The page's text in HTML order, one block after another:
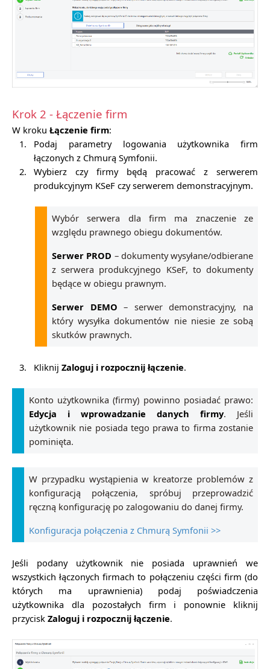
Krok 2 - Łączenie firm
W kroku Łączenie firm:
1.
Podaj parametry logowania użytkownika firm
łączonych z Chmurą Symfonii.
2.
Wybierz czy firmy będą pracować z serwerem
produkcyjnym KSeF czy serwerem demonstracyjnym.
Wybór serwera dla firm ma znaczenie ze
względu prawnego obiegu dokumentów.
Serwer PROD – dokumenty wysyłane/odbierane
z serwera produkcyjnego KSeF, to dokumenty
będące w obiegu prawnym.
Serwer DEMO – serwer demonstracyjny, na
który wysyłka dokumentów nie niesie ze sobą
skutków prawnych.
3. Kliknij Zaloguj i rozpocznij łączenie.
Konto użytkownika (firmy) powinno posiadać prawo:
Edycja i wprowadzanie danych firmy. Jeśli
użytkownik nie posiada tego prawa to firma zostanie
pominięta.
W przypadku wystąpienia w kreatorze problemów z
konfiguracją połączenia, spróbuj przeprowadzić
ręczną konfigurację po zalogowaniu do danej firmy.
Konfiguracja połączenia z Chmurą Symfonii >>
Jeśli podany użytkownik nie posiada uprawnień we
wszystkich łączonych firmach to połączeniu części firm (do
których ma uprawnienia) podaj poświadczenia
użytkownika dla pozostałych firm i ponownie kliknij
przycisk Zaloguj i rozpocznij łączenie.